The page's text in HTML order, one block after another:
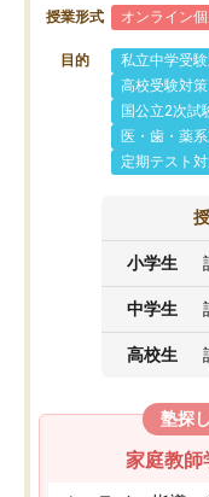
授業形式 オンライン
目的 私立中学受
高校受験対策
国公立2次試
医・歯・薬
定期テスト
小学生
中学生
高校生
塾探
家庭教師